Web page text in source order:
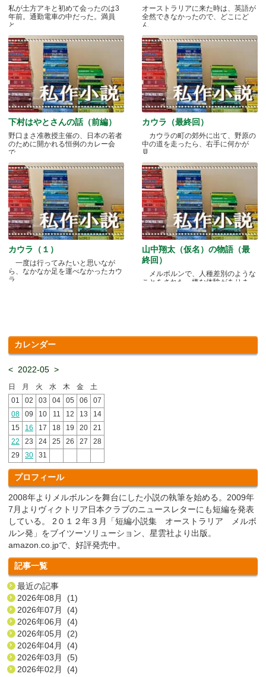
私が土方アキと初めて会ったのは3
年前。通勤電車の中だった。満員
と.....
オーストラリアに来た時は、英語が
全然できなかったので、どこにど
ん.....
下村はやとさんの話（前編）
野口まさ准教授主催の、日本の若者
のために開かれる恒例のカレー会
で.....
カウラ（最終回）
カウラの町の郊外に出て、野原の
中の道を走ったら、右手に何かが
見.....
カウラ（１）
一度は行ってみたいと思いなが
ら、なかなか足を運べなかったカウ
ラ.....
山中翔太（仮名）の物語（最
終回）
メルボルンで、人種差別のような
ことをされた、嫌な体験がありま
カレンダー
< 2022-05 >
日 月 火 水 木 金
土
01
02 03 04 05 06
07
08
09 10 11 12 13
14
15
16 17 18 19 20
21
22
23 24 25 26 27
28
29
30 31
プロフィール
2008年よりメルボルンを舞台にした小説の執筆を始める。2009年
7月よりヴィクトリア日本クラブのニュースレターにも短編を発表
している。 2０１２年３月「短編小説集 オーストラリア メルボ
ルン発」をブイツーソリューション、星雲社より出版。
amazon.co.jpで、好評発売中。
記事一覧
最近の記事
2026年08月 (1)
2026年07月 (4)
2026年06月 (4)
2026年05月 (2)
2026年04月 (4)
2026年03月 (5)
2026年02月 (4)